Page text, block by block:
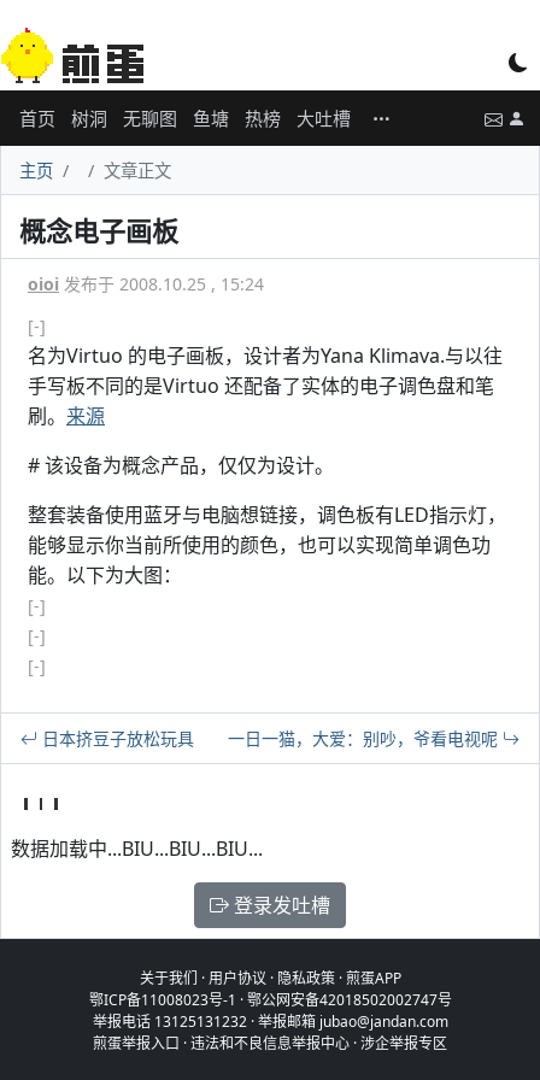
首页 树洞 无聊图 鱼塘 热榜 大吐槽
主页 文章正文
概念电子画板
oioi 发布于 2008.10.25 , 15:24
[-]
名为Virtuo 的电子画板，设计者为Yana Klimava.与以往
手写板不同的是Virtuo 还配备了实体的电子调色盘和笔
刷。 来源
# 该设备为概念产品，仅仅为设计。
整套装备使用蓝牙与电脑想链接，调色板有LED指示灯，
能够显示你当前所使用的颜色，也可以实现简单调色功
能。以下为大图：
[-]
[-]
[-]
日本挤豆子放松玩具 一日一猫，大爱：别吵，爷看电视呢
数据加载中...BIU...BIU...BIU...
登录发吐槽
关于我们 ·用户协议 · 隐私政策·煎蛋APP
鄂ICP备11008023号-1 ·鄂公网安备42018502002747号
举报电话 13125131232 · 举报邮箱 jubao@jandan.com
煎蛋举报入口 ·违法和不良信息举报中心 ·涉企举报专区